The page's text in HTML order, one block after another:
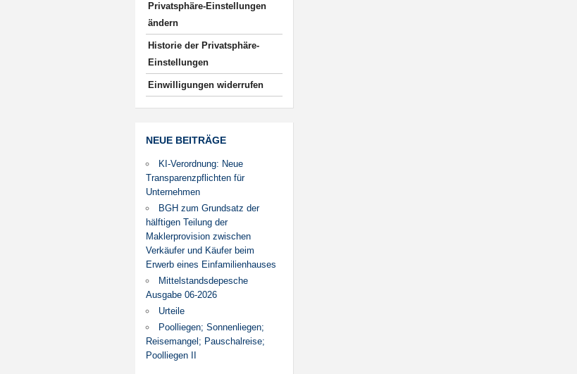
Privatsphäre-Einstellungen
ändern
Historie der Privatsphäre-
Einstellungen
Einwilligungen widerrufen
NEUE BEITRÄGE
KI-Verordnung: Neue
Transparenzpflichten für
Unternehmen
BGH zum Grundsatz der
hälftigen Teilung der
Maklerprovision zwischen
Verkäufer und Käufer beim
Erwerb eines Einfamilienhauses
Mittelstandsdepesche
Ausgabe 06-2026
Urteile
Poolliegen; Sonnenliegen;
Reisemangel; Pauschalreise;
Poolliegen II